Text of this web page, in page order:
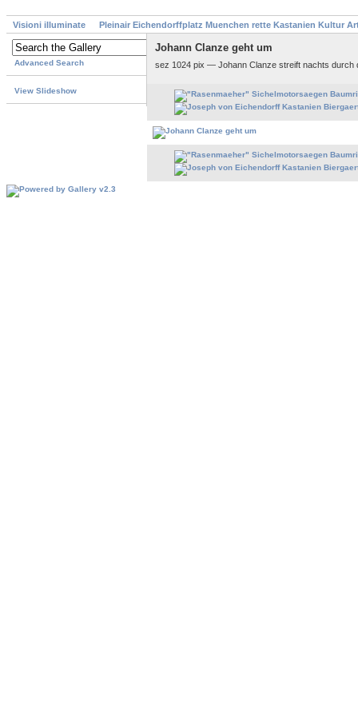
Visioni illuminate Pleinair Eichendorffplatz Muenchen rette Kastanien Kultur
Advanced Search
View Slideshow
Johann Clanze geht um
sez 1024 pix — Johann Clanze streift nachts durch